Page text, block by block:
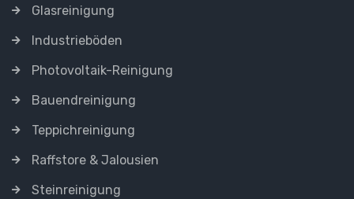
Glasreinigung
Industrieböden
Photovoltaik-Reinigung
Bauendreinigung
Teppichreinigung
Raffstore & Jalousien
Steinreinigung